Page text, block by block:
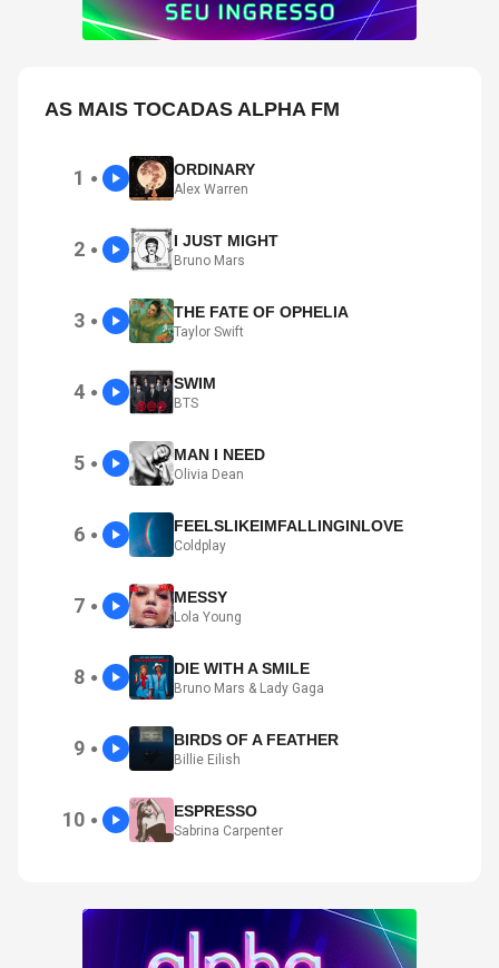
AS MAIS TOCADAS ALPHA FM
1 ● ORDINARY
Alex Warren
2 ● I JUST MIGHT
Bruno Mars
3 ● THE FATE OF OPHELIA
Taylor Swift
4 ● SWIM
BTS
5 ● MAN I NEED
Olivia Dean
6 ● FEELSLIKEIMFALLINGINLOVE
Coldplay
7 ● MESSY
Lola Young
8 ● DIE WITH A SMILE
Bruno Mars & Lady Gaga
9 ● BIRDS OF A FEATHER
Billie Eilish
10 ● ESPRESSO
Sabrina Carpenter